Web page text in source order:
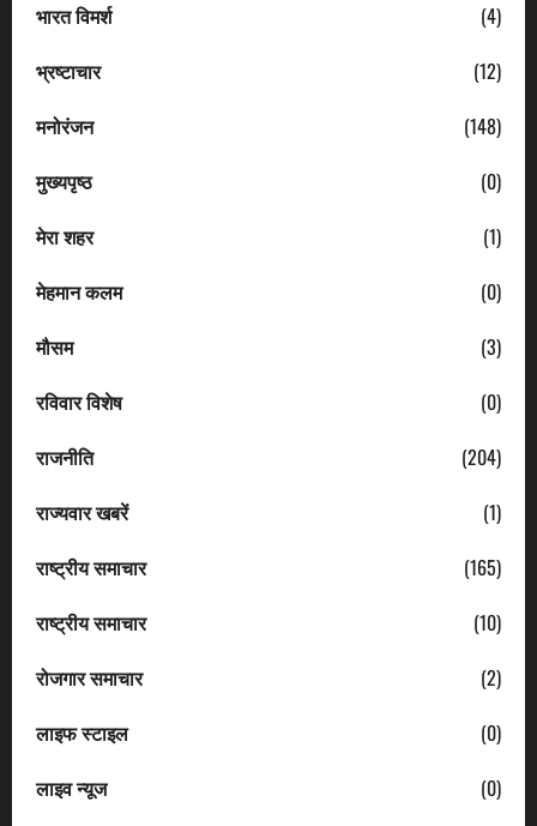
भारत विमर्श
(4)
भ्रष्टाचार
(12)
मनोरंजन
(148)
मुख्यपृष्ठ
(0)
मेरा शहर
(1)
मेहमान कलम
(0)
मौसम
(3)
रविवार विशेष
(0)
राजनीति
(204)
राज्यवार खबरें
(1)
राष्ट्रीय समाचार
(165)
राष्ट्रीय समाचार
(10)
रोजगार समाचार
(2)
लाइफ स्टाइल
(0)
लाइव न्यूज
(0)